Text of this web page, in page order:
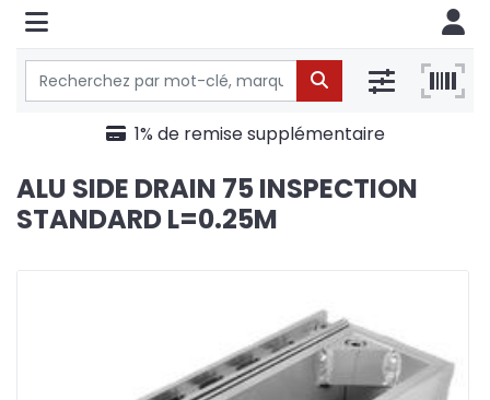
1% de remise supplémentaire
ALU SIDE DRAIN 75 INSPECTION
STANDARD L=0.25M